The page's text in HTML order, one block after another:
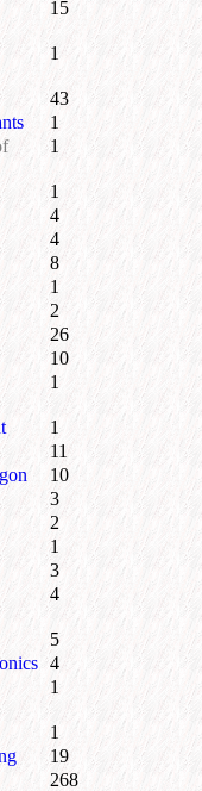
15
1
43
1
1
1
4
4
8
1
2
26
10
1
1
11
10
3
2
1
3
4
5
4
1
1
19
268